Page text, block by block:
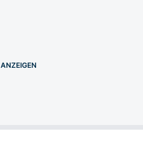
ANZEIGEN